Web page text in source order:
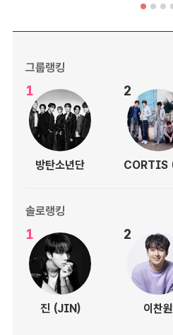
그룹랭킹
1
방탄소년단
2
솔로랭킹
1
진 (JIN)
2
이찬원